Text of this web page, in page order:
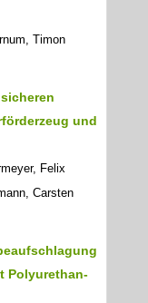
Timon
und
Felix
Carsten
Polyurethan-